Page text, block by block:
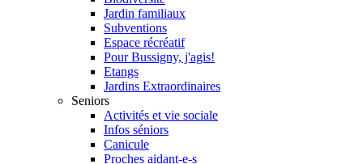
Jardin familiaux
Subventions
Espace récréatif
Pour Bussigny, j'agis!
Etangs
Jardins Extraordinaires
Seniors
Activités et vie sociale
Infos séniors
Canicule
Proches aidant-e-s